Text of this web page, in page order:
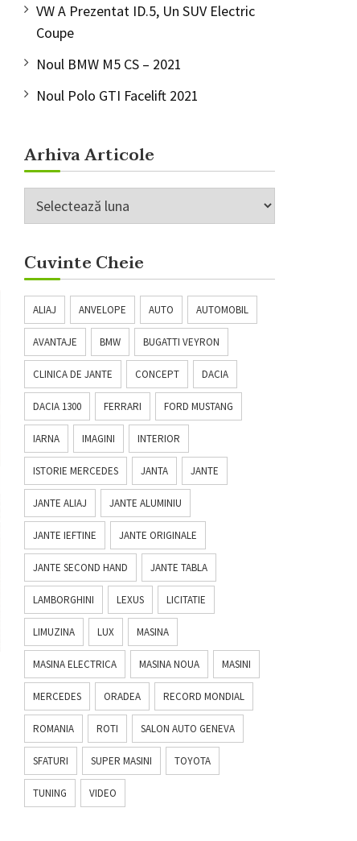
VW A Prezentat ID.5, Un SUV Electric
Coupe
Noul BMW M5 CS – 2021
Noul Polo GTI Facelift 2021
Arhiva Articole
Arhiva
Articole
Cuvinte Cheie
ALIAJ ANVELOPE AUTO AUTOMOBIL
AVANTAJE BMW BUGATTI VEYRON
CLINICA DE JANTE CONCEPT DACIA
DACIA 1300 FERRARI FORD MUSTANG
IARNA IMAGINI INTERIOR
ISTORIE MERCEDES JANTA JANTE
JANTE ALIAJ JANTE ALUMINIU
JANTE IEFTINE JANTE ORIGINALE
JANTE SECOND HAND JANTE TABLA
LAMBORGHINI LEXUS LICITATIE
LIMUZINA LUX MASINA
MASINA ELECTRICA MASINA NOUA MASINI
MERCEDES ORADEA RECORD MONDIAL
ROMANIA ROTI SALON AUTO GENEVA
SFATURI SUPER MASINI TOYOTA
TUNING VIDEO